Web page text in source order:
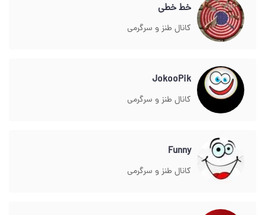
خط خطی
کانال طنز و سرگرمی
JokooPik
کانال طنز و سرگرمی
Funny
کانال طنز و سرگرمی